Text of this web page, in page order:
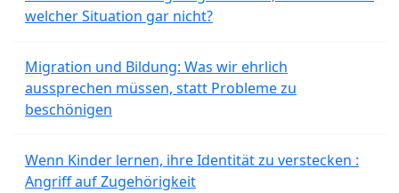
welcher Situation gar nicht?
Migration und Bildung: Was wir ehrlich
aussprechen müssen, statt Probleme zu
beschönigen
Wenn Kinder lernen, ihre Identität zu verstecken :
Angriff auf Zugehörigkeit